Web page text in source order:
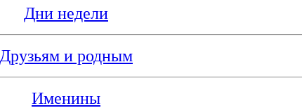
Дни недели
Друзьям и родным
Именины